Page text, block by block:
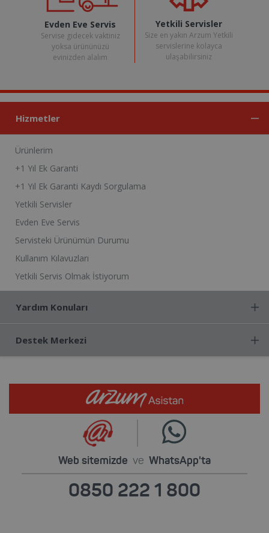
Evden Eve Servis
Servise gidecek vaktiniz
yoksa ürününüzü
evinizden alalım
Yetkili Servisler
Size en yakın Arzum Yetkili
servislerine kolayca
ulaşabilirsiniz
Hizmetler
Ürünlerim
+1 Yıl Ek Garanti
+1 Yıl Ek Garanti Kaydı Sorgulama
Yetkili Servisler
Evden Eve Servis
Servisteki Ürünümün Durumu
Kullanım Kılavuzları
Yetkili Servis Olmak İstiyorum
Yardım Konuları
Destek Merkezi
Web sitemizde ve WhatsApp'ta
0850 222 1 800